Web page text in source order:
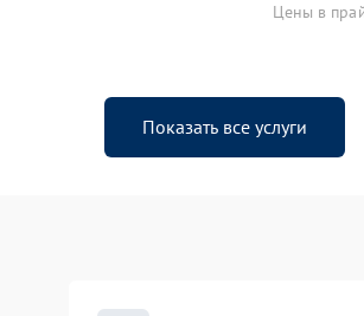
Цены в
Показать все услуги